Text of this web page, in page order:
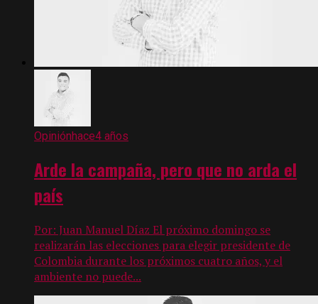
Opiniónhace4 años
Arde la campaña, pero que no arda el
país
Por: Juan Manuel Díaz El próximo domingo se
realizarán las elecciones para elegir presidente de
Colombia durante los próximos cuatro años, y el
ambiente no puede...